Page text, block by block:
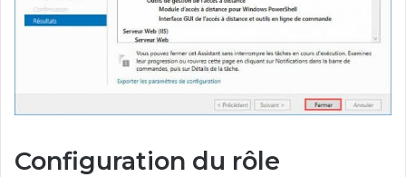
Configuration du rôle